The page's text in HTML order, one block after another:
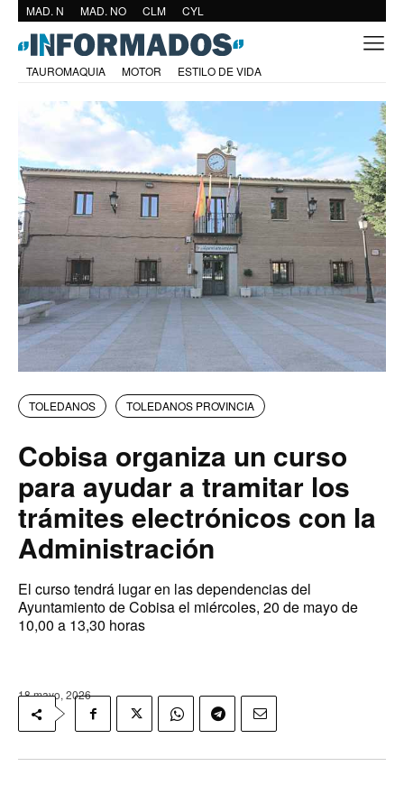
MAD. N MAD. NO CLM CYL
TAUROMAQUIA MOTOR ESTILO DE VIDA
TOLEDANOS TOLEDANOS PROVINCIA
Cobisa organiza un curso
para ayudar a tramitar los
trámites electrónicos con la
Administración
El curso tendrá lugar en las dependencias del
Ayuntamiento de Cobisa el miércoles, 20 de mayo de
10,00 a 13,30 horas
18 mayo, 2026